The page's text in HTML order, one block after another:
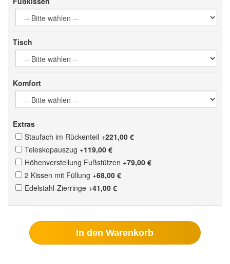
Tisch
Komfort
Extras
Staufach im Rückenteil +221,00 €
Teleskopauszug +119,00 €
Höhenverstellung Fußstützen +79,00 €
2 Kissen mit Füllung +68,00 €
Edelstahl-Zierringe +41,00 €
In den Warenkorb